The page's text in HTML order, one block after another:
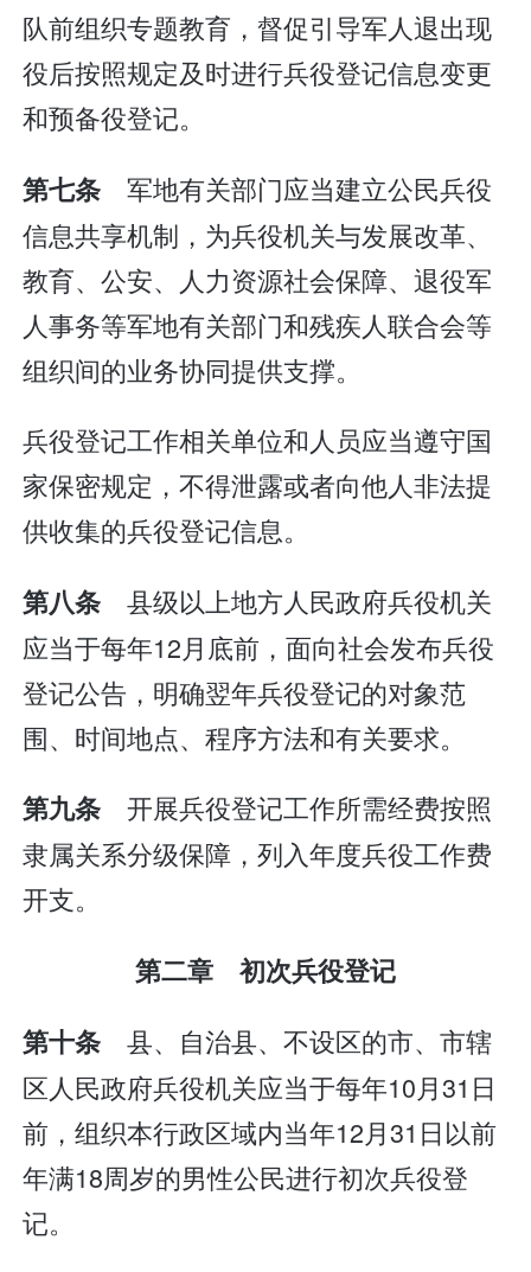
队前组织专题教育，督促引导军人退出现
役后按照规定及时进行兵役登记信息变更
和预备役登记。
第七条军地有关部门应当建立公民兵役
信息共享机制，为兵役机关与发展改革、
教育、公安、人力资源社会保障、退役军
人事务等军地有关部门和残疾人联合会等
组织间的业务协同提供支撑。
兵役登记工作相关单位和人员应当遵守国
家保密规定，不得泄露或者向他人非法提
供收集的兵役登记信息。
第八条县级以上地方人民政府兵役机关
应当于每年12月底前，面向社会发布兵役
登记公告，明确翌年兵役登记的对象范
围、时间地点、程序方法和有关要求。
第九条开展兵役登记工作所需经费按照
隶属关系分级保障，列入年度兵役工作费
开支。
第二章 初次兵役登记
第十条县、自治县、不设区的市、市辖
区人民政府兵役机关应当于每年10月31日
前，组织本行政区域内当年12月31日以前
年满18周岁的男性公民进行初次兵役登
记。